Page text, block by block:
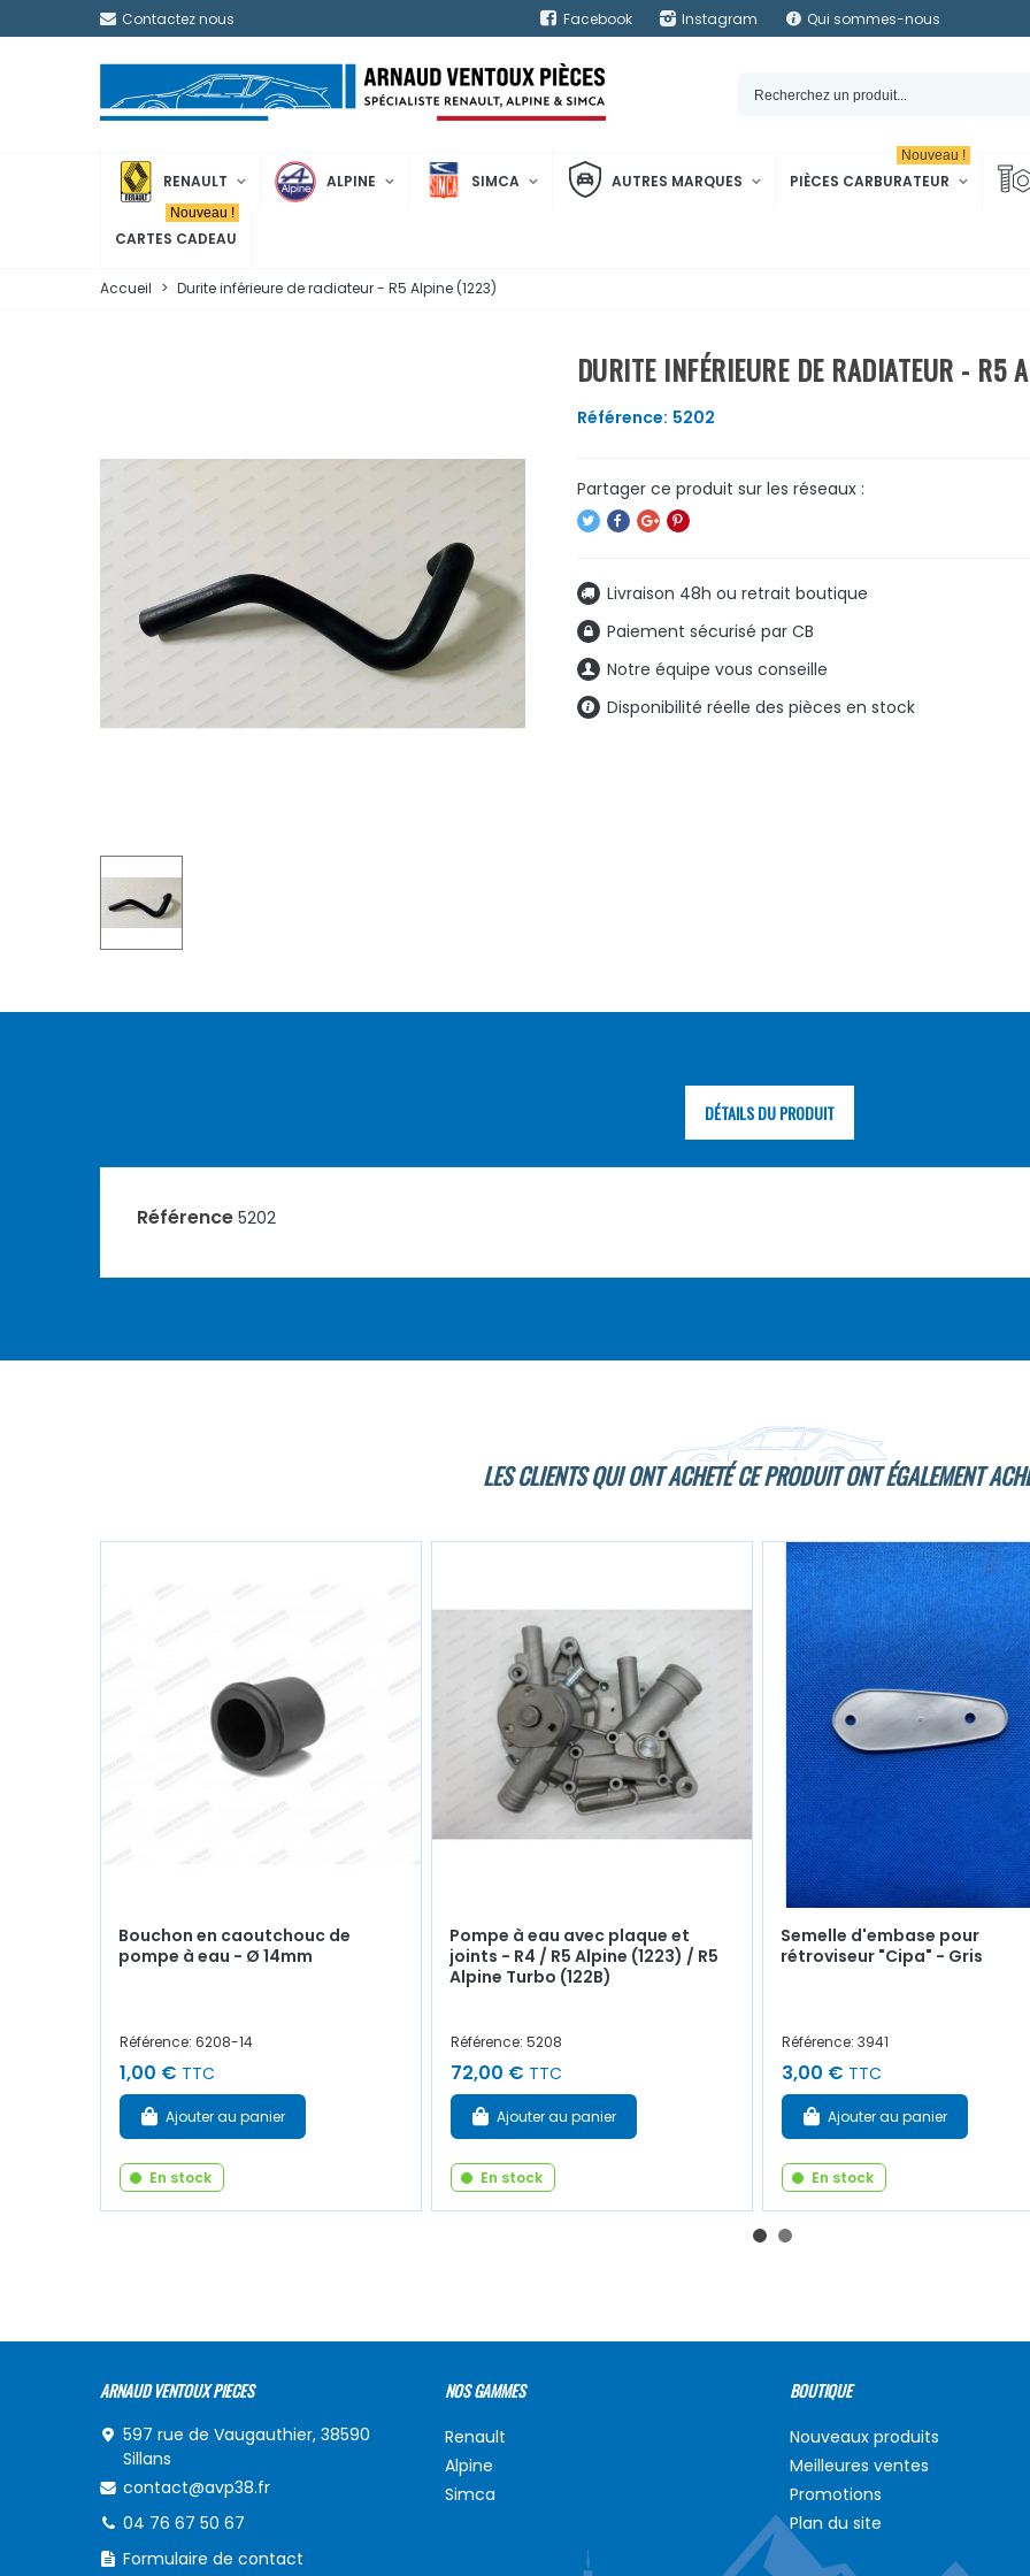
Contactez nous Facebook Instagram Qui sommes-nous
RENAULT ALPINE SIMCA AUTRES MARQUES PIÈCES CARBURATEUR
Nouveau !
CARTES CADEAU
Nouveau !
Accueil > Durite inférieure de radiateur - R5 Alpine (1223)
DURITE INFÉRIEURE DE RADIATEUR - R5
Référence: 5202
Livraison 48h ou retrait boutique
Paiement sécurisé par CB
Notre équipe vous conseille
Disponibilité réelle des pièces en stock
DÉTAILS DU PRODUIT
Référence 5202
LES CLIENTS QUI ONT ACHETÉ CE PRODUIT ONT ÉGALEMENT
Bouchon en caoutchouc de
pompe à eau - Ø 14mm
Référence: 6208-14
1,00 € TTC
Ajouter au panier
En stock
Pompe à eau avec plaque et
joints - R4 / R5 Alpine (1223) / R5
Alpine Turbo (122B)
Référence: 5208
72,00 € TTC
Ajouter au panier
En stock
Semelle d'embase pour
rétroviseur "Cipa" - Gris
Référence: 3941
3,00 € TTC
Ajouter au panier
En stock
ARNAUD VENTOUX PIECES
597 rue de Vaugauthier, 38590
Sillans
contact@avp38.fr
04 76 67 50 67
Formulaire de contact
NOS GAMMES
Renault
Alpine
Simca
BOUTIQUE
Nouveaux produits
Meilleures ventes
Promotions
Plan du site